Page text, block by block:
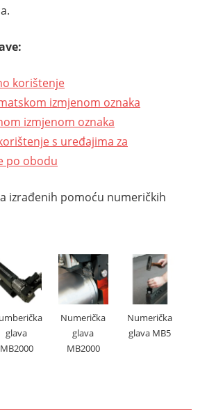
korištenje
izmjenom oznaka
izmjenom oznaka
s uređajima za
po obodu
izrađenih pomoću numeričkih
glava
MB2000
Numerička
glava
MB2000
Numerička
glava MB5